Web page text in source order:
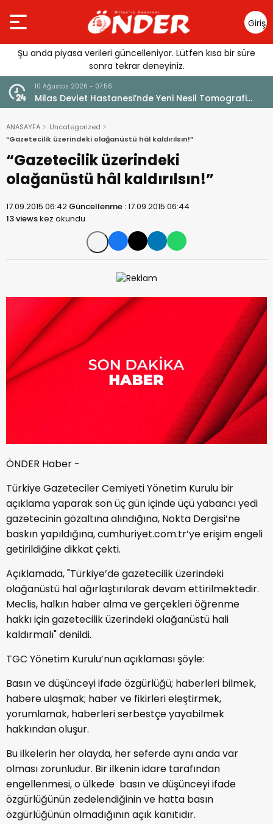
Giriş
Yap
Şu anda piyasa verileri güncelleniyor. Lütfen kısa bir süre
sonra tekrar deneyiniz.
10 Ağustos 2026 - 07:56
Milas Devlet Hastanesi’nde Yeni Nesil Tomografi
Hizmeti
ANASAYFA
Uncategorized
“Gazetecilik üzerindeki olağanüstü hâl kaldırılsın!”
“Gazetecilik üzerindeki
olağanüstü hâl kaldırılsın!”
17.09.2015 06:42 Güncellenme :17.09.2015 06:44
13 viewskez okundu
ÖNDER Haber -
Türkiye Gazeteciler Cemiyeti Yönetim Kurulu bir
açıklama yaparak son üç gün içinde üçü yabancı yedi
gazetecinin gözaltına alındığına, Nokta Dergisi’ne
baskın yapıldığına, cumhuriyet.com.tr’ye erişim engeli
getirildiğine dikkat çekti.
Açıklamada, "Türkiye’de gazetecilik üzerindeki
olağanüstü hal ağırlaştırılarak devam ettirilmektedir.
Meclis, halkın haber alma ve gerçekleri öğrenme
hakkı için gazetecilik üzerindeki olağanüstü hali
kaldırmalı" denildi.
TGC Yönetim Kurulu’nun açıklaması şöyle:
Basın ve düşünceyi ifade özgürlüğü; haberleri bilmek,
habere ulaşmak; haber ve fikirleri eleştirmek,
yorumlamak, haberleri serbestçe yayabilmek
hakkından oluşur.
Bu ilkelerin her olayda, her seferde aynı anda var
olması zorunludur. Bir ilkenin idare tarafından
engellenmesi, o ülkede basın ve düşünceyi ifade
özgürlüğünün zedelendiğinin ve hatta basın
özgürlüğünün olmadığının açık kanıtıdır.